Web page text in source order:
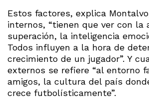
Estos factores, explica
internos, “tienen que ver con la
superación, la inteligencia
Todos influyen a la hora de
crecimiento de un jugador”. Y
externos se refiere “al entorno
amigos, la cultura del país
crece futbolísticamente”.